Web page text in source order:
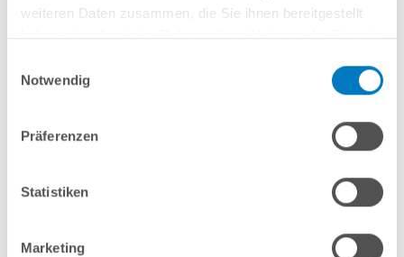
weiteren Daten zusammen, die Sie ihnen bereitgestellt
Notwendig
Präferenzen
Statistiken
Marketing